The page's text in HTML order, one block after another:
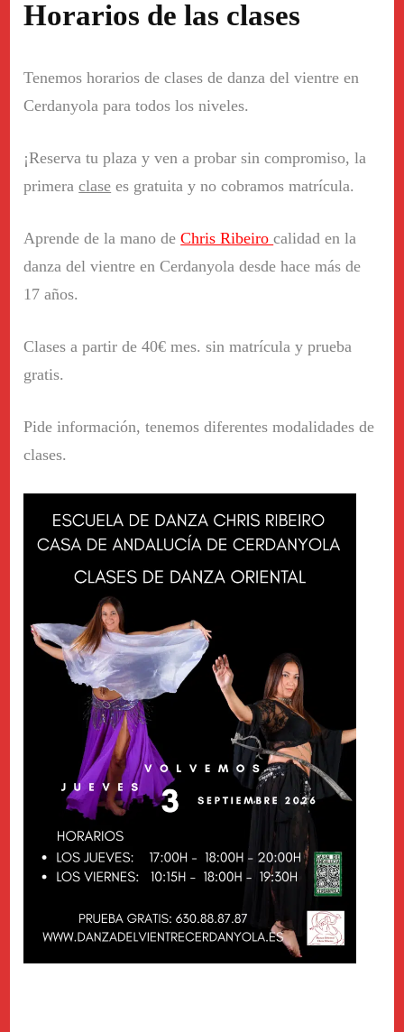
Horarios de las clases
Tenemos horarios de clases de danza del vientre en
Cerdanyola para todos los niveles.
¡Reserva tu plaza y ven a probar sin compromiso, la
primeraclase es gratuita y no cobramos matrícula.
Aprende de la mano deChris Ribeirocalidad en la
danza del vientre en Cerdanyola desde hace más de
17 años.
Clases a partir de 40€ mes. sin matrícula y prueba
gratis.
Pide información, tenemos diferentes modalidades de
clases.